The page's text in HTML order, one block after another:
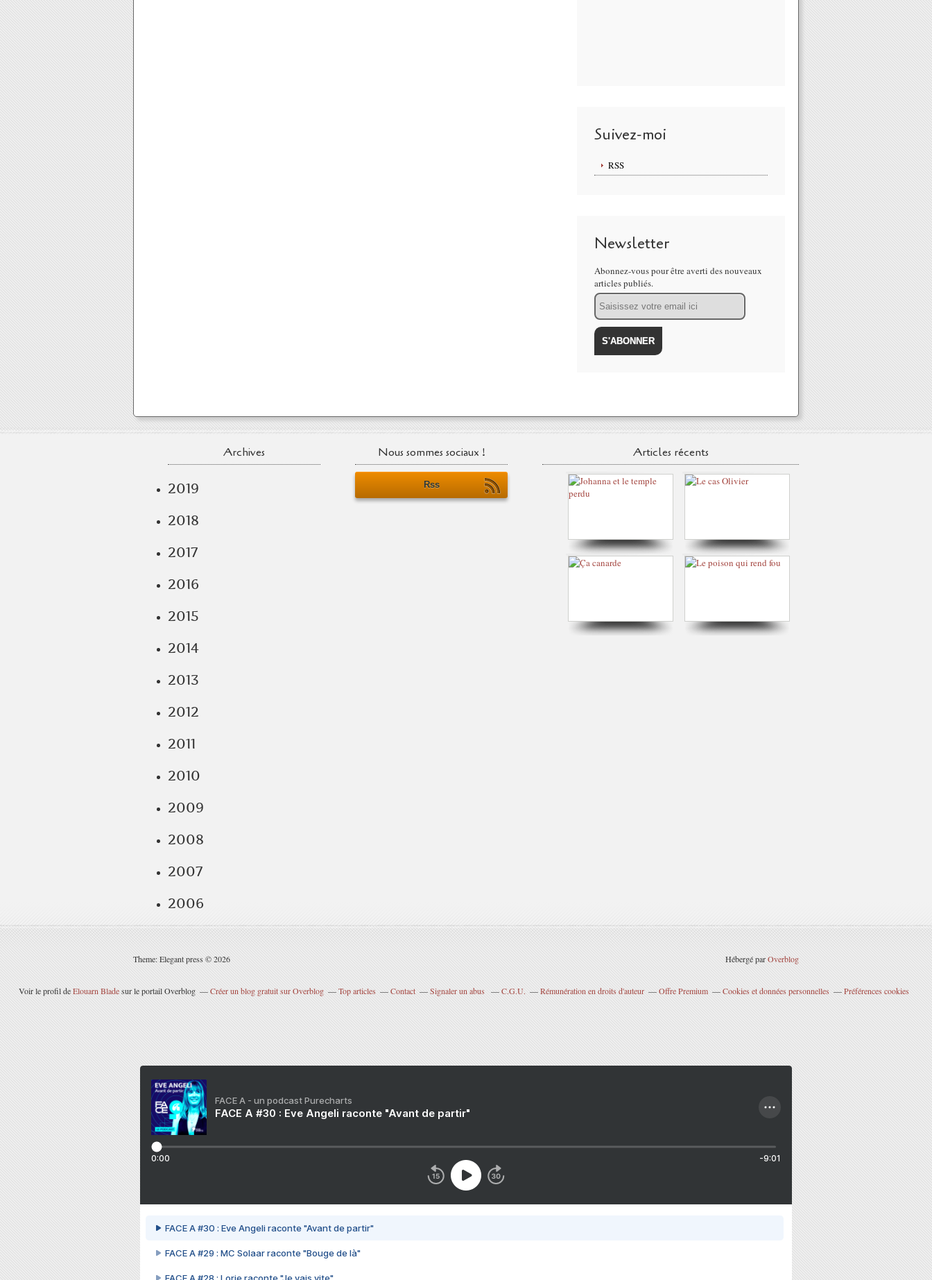
Suivez-moi
RSS
Newsletter
Abonnez-vous pour être averti des nouveaux
articles publiés.
Email
Archives
2019
2018
2017
2016
2015
2014
2013
2012
2011
2010
2009
2008
2007
2006
Nous sommes sociaux !
Rss
Articles récents
Theme: Elegant press © 2026 Hébergé parOverblog
Voir le profil deElouarn Bladesur le portail Overblog Créer un blog gratuit sur Overblog Top articles Contact Signaler un abus C.G.U. Rémunération en droits d'auteur Offre Premium Cookies et données personnelles Préférences cookies
FACE A - un podcast Purecharts
FACE A #30 : Eve Angeli raconte "Avant de partir"
0:00 -9:01
FACE A #30 : Eve Angeli raconte "Avant de partir"
FACE A #29 : MC Solaar raconte "Bouge de là"